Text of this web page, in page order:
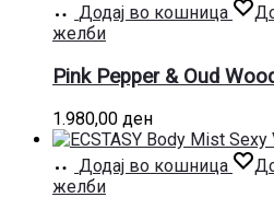
Додај во кошница
желби
Pink Pepper & Oud
1.980,00 ден
Додај во кошница
желби